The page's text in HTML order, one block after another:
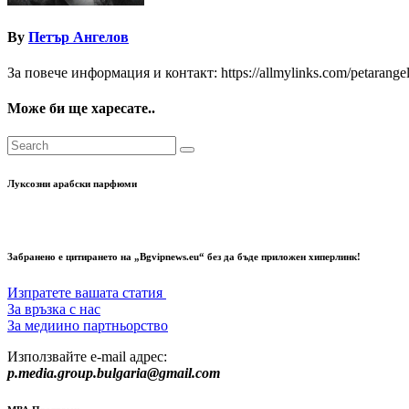
By Петър Ангелов
За повече информация и контакт: https://allmylinks.com/
Може би ще харесате..
Луксозни арабски парфюми
Забранено е цитирането на „Bgvipnews.eu“ без да бъде приложен хиперлинк!
Изпратете вашата статия
За връзка с нас
За медиино партньорство
Използвайте e-mail адрес:
p.media.group.bulgaria@gmail.com